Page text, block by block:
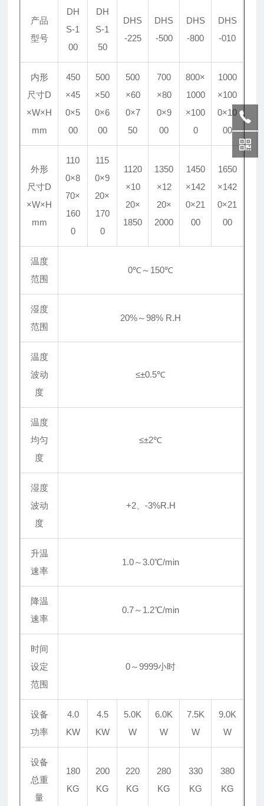
产品
型号
DH
S-1
00
DH
S-1
50
DHS
-225
DHS
-500
DHS
-800
DHS
-010
内形
尺寸D
×W×H
mm
450
×45
0×5
00
500
×50
0×6
00
500
×60
0×7
50
700
×80
0×9
00
800×
1000
×100
0
1000
×100
0×10
00
外形
尺寸D
×W×H
mm
110
0×8
70×
160
0
115
0×9
20×
170
0
1120
×10
20×
1850
1350
×12
20×
2000
1450
×142
0×21
00
1650
×142
0×21
00
温度
范围
0℃～150℃
湿度
范围
20%～98% R.H
温度
波动
度
≤±0.5℃
温度
均匀
度
≤±2℃
湿度
波动
度
+2、-3%R.H
升温
速率
1.0～3.0℃/min
降温
速率
0.7～1.2℃/min
时间
设定
范围
0～9999小时
设备
功率
4.0
KW
4.5
KW
5.0K
W
6.0K
W
7.5K
W
9.0K
W
设备
总重
量
180
KG
200
KG
220
KG
280
KG
330
KG
380
KG